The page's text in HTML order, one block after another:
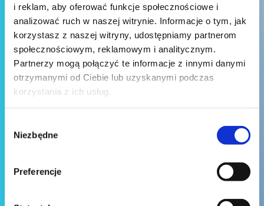
i reklam, aby oferować funkcje społecznościowe i
analizować ruch w naszej witrynie. Informacje o tym, jak
korzystasz z naszej witryny, udostępniamy partnerom
społecznościowym, reklamowym i analitycznym.
Partnerzy mogą połączyć te informacje z innymi danymi
otrzymanymi od Ciebie lub uzyskanymi podczas
korzystania z ich usług.
zgody
Niezbędne
Preferencje
Wyślij wiadomość